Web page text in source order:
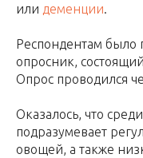
или деменции.
Респондентам было
опросник,
Опрос проводился
Оказалось, что
подразумевает
овощей, а также